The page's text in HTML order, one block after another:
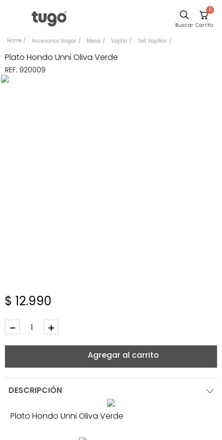
0
Accesorios Hogar Mesa Vajilla Set Vajillas
Plato Hondo Unni Oliva Verde
REF: 920009
$ 12.990
＋
－
Agregar al carrito
DESCRIPCIÓN
Plato Hondo Unni Oliva Verde
Comedor
Escritorio